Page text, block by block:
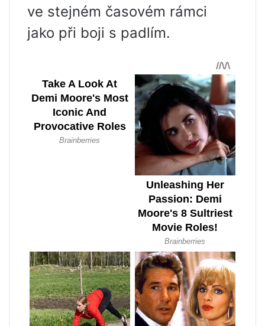
ve stejném časovém rámci
jako při boji s padlím.